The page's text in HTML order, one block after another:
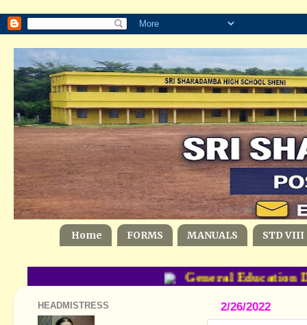
Home FORMS MANUALS STD VIII
General
2/26/2022
HEADMISTRESS